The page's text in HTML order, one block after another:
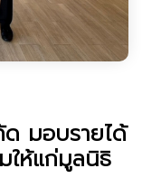
มอบรายได้
ให้แก่มูลนิธิ